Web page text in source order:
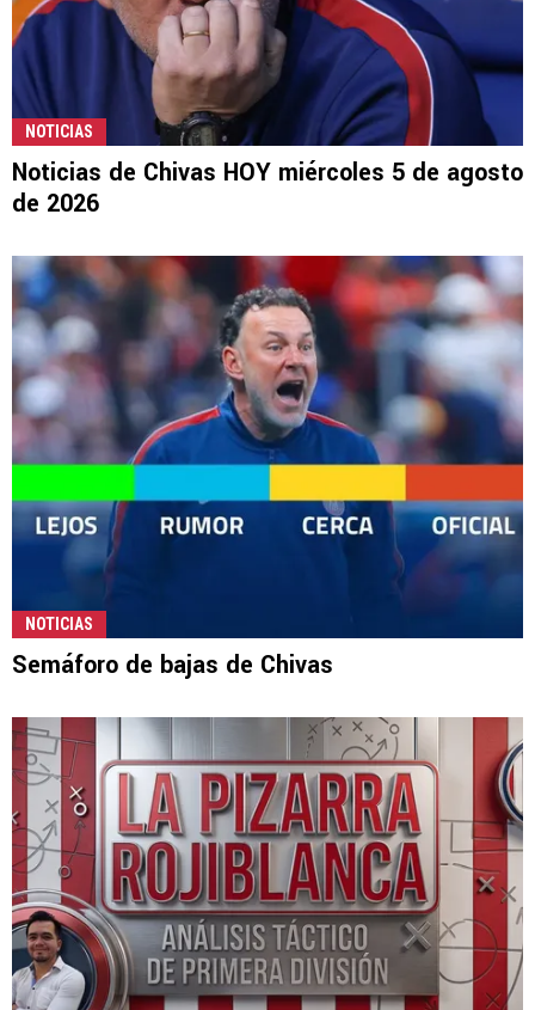
NOTICIAS
Noticias de Chivas HOY miércoles 5 de agosto
de 2026
NOTICIAS
Semáforo de bajas de Chivas